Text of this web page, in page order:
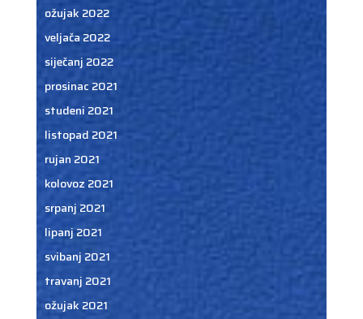
ožujak 2022
veljača 2022
siječanj 2022
prosinac 2021
studeni 2021
listopad 2021
rujan 2021
kolovoz 2021
srpanj 2021
lipanj 2021
svibanj 2021
travanj 2021
ožujak 2021